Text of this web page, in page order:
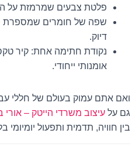
פלטת צבעים שמרמזת על
שפה של חומרים שמספרת
דיוק.
נקודת חתימה אחת: קיר
אומנותי ייחודי.
ואם אתם עמוק בעולם של חללי
גם על עיצוב משרדי הייטק – אורי
בין חוויה, תדמית ותפעול